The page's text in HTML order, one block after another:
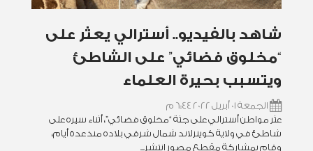
شاهد بالفيديو.. أسترالي يعثر على
“مخلوق فضائي” على الشاطئ
ويتسبب بحيرة العلماء
الجمعة 01 أبريل 2022 6:44 م
عثر مواطن أسترالي على جثة “مخلوق فضائي”، أثناء سيره على
شاطئ في ولاية كوينزلاند شمال شرقي بلاده منذ عدة أيام،
وقام بمشاركة مقطع مصور انتشر...